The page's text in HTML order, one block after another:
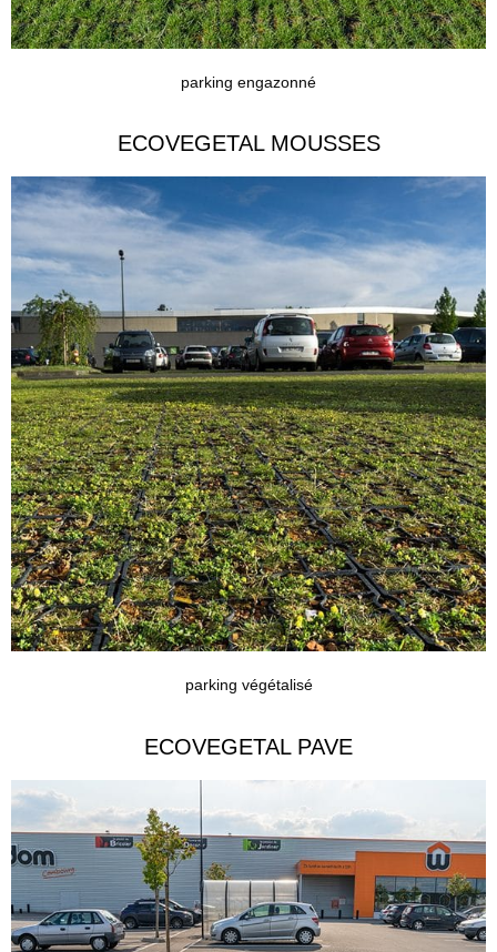
parking engazonné
ECOVEGETAL MOUSSES
parking végétalisé
ECOVEGETAL PAVE